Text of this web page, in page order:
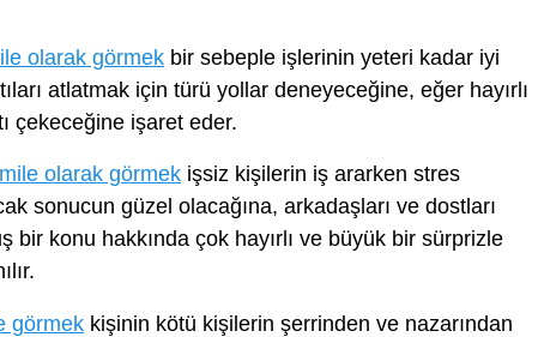
olarak görmek bir sebeple işlerinin yeteri kadar iyi
atlatmak için türü yollar deneyeceğine, eğer hayırlı
çekeceğine işaret eder.
olarak görmek işsiz kişilerin iş ararken stres
sonucun güzel olacağına, arkadaşları ve dostları
bir konu hakkında çok hayırlı ve büyük bir sürprizle
görmek kişinin kötü kişilerin şerrinden ve nazarından